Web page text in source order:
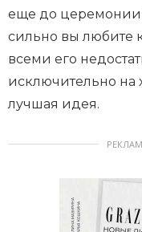
еще до церемонии
сильно вы любите
всеми его
исключительно на
лучшая идея.